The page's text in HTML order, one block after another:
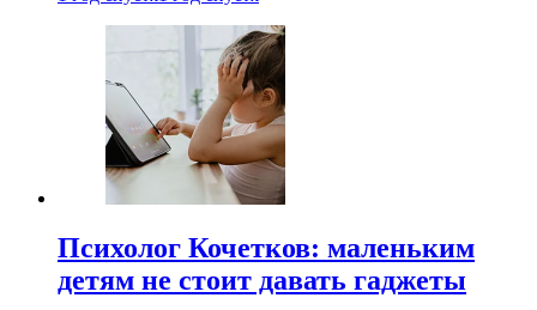
Психолог Кочетков: маленьким
детям не стоит давать гаджеты